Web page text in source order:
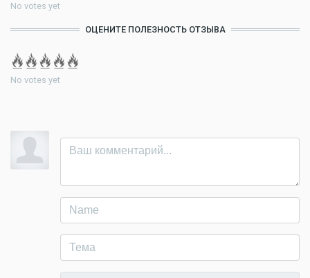
No votes yet
ОЦЕНИТЕ ПОЛЕЗНОСТЬ ОТЗЫВА
No votes yet